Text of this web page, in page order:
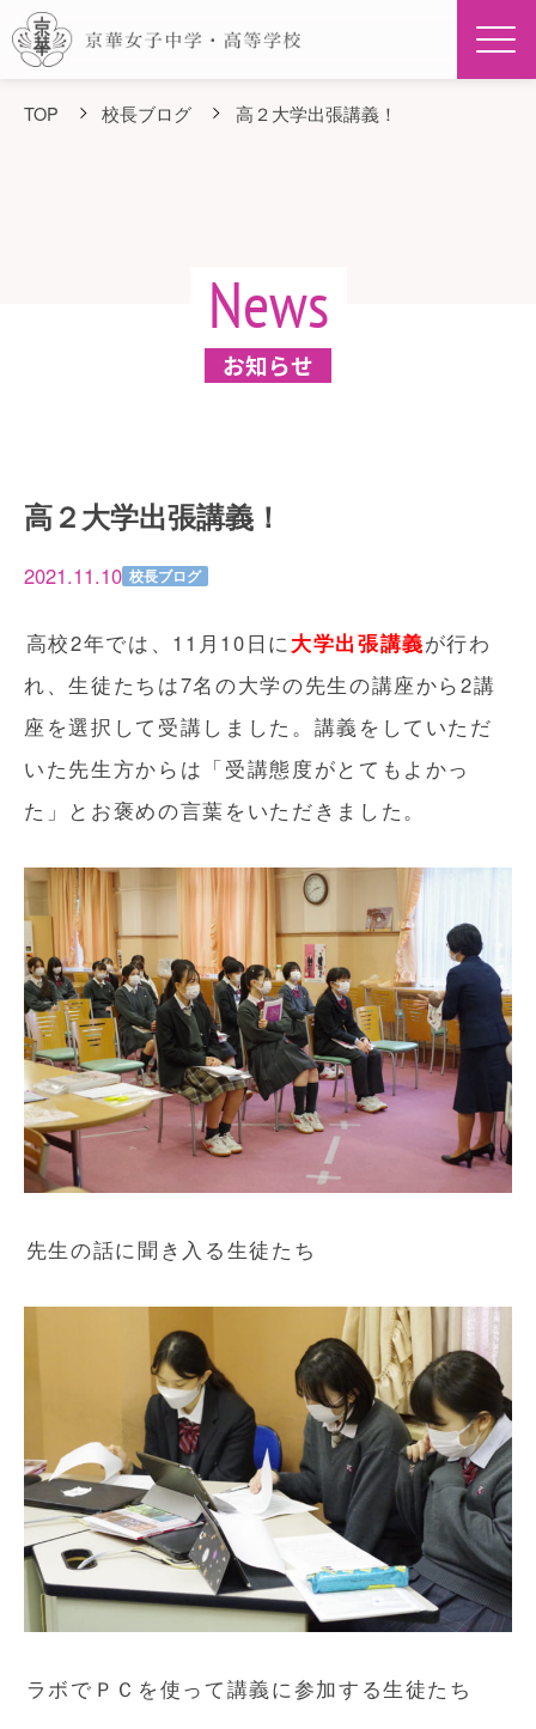
TOP 校長ブログ 高２大学出張講義！
News
お知らせ
高２大学出張講義！
2021.11.10 校長ブログ
高校2年では、11月10日に大学出張講義が行わ
れ、生徒たちは7名の大学の先生の講座から2講
座を選択して受講しました。講義をしていただ
いた先生方からは「受講態度がとてもよかっ
た」とお褒めの言葉をいただきました。
先生の話に聞き入る生徒たち
ラボでＰＣを使って講義に参加する生徒たち